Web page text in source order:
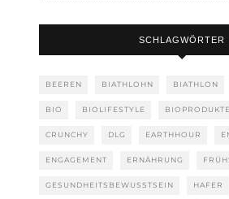
SCHLAGWÖRTER
BEEREN BIATHLOHN BIATHLON
BIO BIOLIFESTYLE BIOPRODUKTE
CRUNCHY DLG EARTHHOUR
ENGAGEMENT ERNÄHRUNG
GESUNDHEITSBEWUSSTSEIN HAFER